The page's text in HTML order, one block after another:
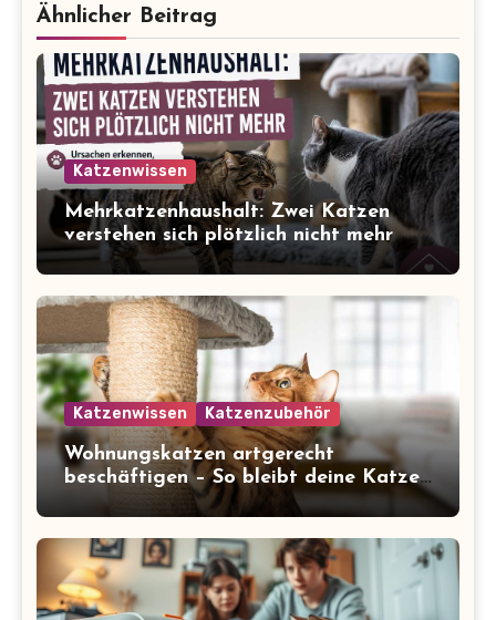
Ähnlicher Beitrag
Katzenwissen
Mehrkatzenhaushalt: Zwei Katzen
verstehen sich plötzlich nicht mehr
Katzenwissen Katzenzubehör
Wohnungskatzen artgerecht
beschäftigen – So bleibt deine Katze
glücklich und gesund